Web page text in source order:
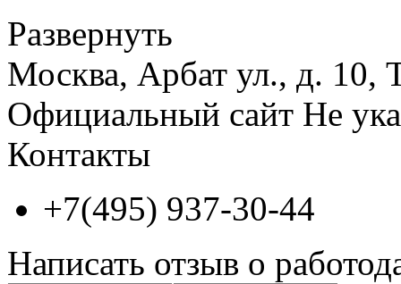
Развернуть
Москва, Арбат ул., д. 10,
Официальный сайт Не
Контакты
+7(495) 937-30-44
Написать отзыв о